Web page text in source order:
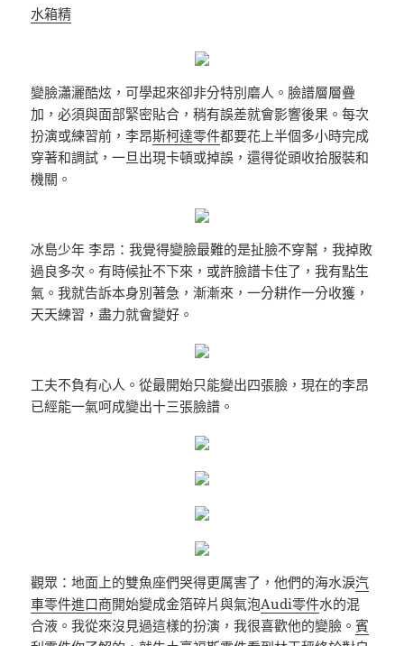
水箱精
變臉瀟灑酷炫，可學起來卻非分特別磨人。臉譜層層疊
加，必須與面部緊密貼合，稍有誤差就會影響後果。每次
扮演或練習前，李昂斯柯達零件都要花上半個多小時完成
穿著和調試，一旦出現卡頓或掉誤，還得從頭收拾服裝和
機關。
冰島少年 李昂：我覺得變臉最難的是扯臉不穿幫，我掉敗
過良多次。有時候扯不下來，或許臉譜卡住了，我有點生
氣。我就告訴本身別著急，漸漸來，一分耕作一分收獲，
天天練習，盡力就會變好。
工夫不負有心人。從最開始只能變出四張臉，現在的李昂
已經能一氣呵成變出十三張臉譜。
觀眾：地面上的雙魚座們哭得更厲害了，他們的海水淚汽
車零件進口商開始變成金箔碎片與氣泡Audi零件水的混
合液。我從來沒見過這樣的扮演，我很喜歡他的變臉。賓